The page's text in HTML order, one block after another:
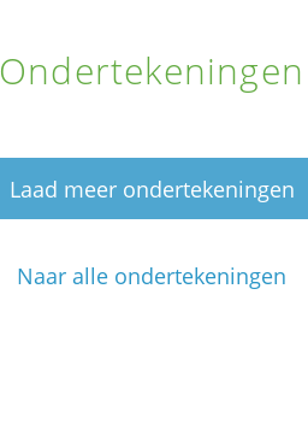
Ondertekeningen
Laad meer ondertekeningen
Naar alle ondertekeningen